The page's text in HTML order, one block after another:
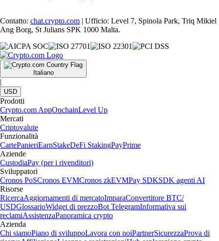
Contatto: chat.crypto.com | Ufficio: Level 7, Spinola Park, Triq Mikiel
Ang Borg, St Julians SPK 1000 Malta.
Italiano
|
USD
Prodotti
Crypto.com AppOnchainLevel Up
Mercati
Criptovalute
Funzionalità
CartePanieriEarnStakeDeFi StakingPayPrime
Aziende
CustodiaPay (per i rivenditori)
Sviluppatori
Cronos PoSCronos EVMCronos zkEVMPay SDKSDK agenti AI
Risorse
RicercaAggiornamenti di mercatoImparaConvertitore BTC/
USDGlossarioWidget di prezzoBot TelegramInformativa sui
reclamiAssistenzaPanoramica crypto
Azienda
Chi siamoPiano di sviluppoLavora con noiPartnerSicurezzaProva di